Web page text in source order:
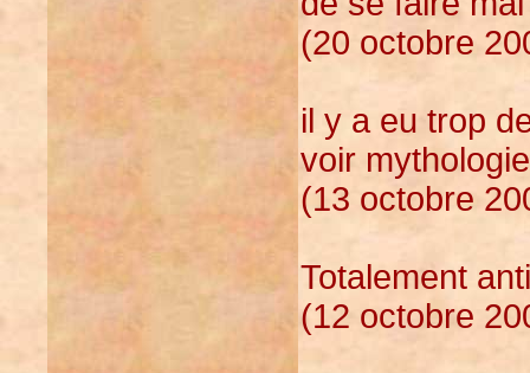
(20 octobre
il y a eu trop
voir
(13 octobre
Totalement
(12 octobre